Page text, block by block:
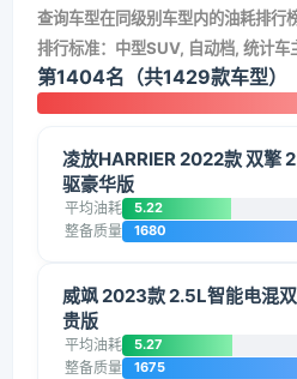
查询车型在同级别车型内的油耗排行
排行标准：中型SUV, 自动档, 统计车
第1404名（共1429款车型）
凌放HARRIER 2022款 双擎
驱豪华版
平均油耗 5.22
整备质量 1680
威飒 2023款 2.5L智能电混
贵版
平均油耗 5.27
整备质量 1675